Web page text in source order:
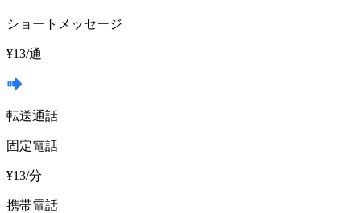
ショートメッセージ
¥13/通
転送通話
固定電話
¥13/分
携帯電話